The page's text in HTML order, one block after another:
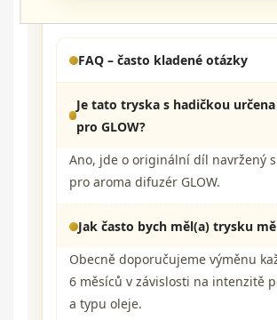
FAQ – často kladené otázky
Je tato tryska s hadičkou
pro GLOW?
Ano, jde o originální díl navržený
pro aroma difuzér GLOW.
Jak často bych měl(a) trysku
Obecně doporučujeme výměnu
6 měsíců v závislosti na intenzitě
a typu oleje.